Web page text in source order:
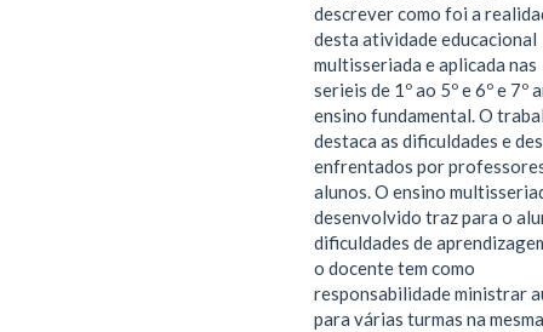
descrever como foi a
desta atividade educacional
multisseriada e aplicada nas
serieis de 1º ao 5º e 6º e 7º
ensino fundamental. O
destaca as dificuldades e
enfrentados por
alunos. O ensino
desenvolvido traz para o
dificuldades de
o docente tem como
responsabilidade ministrar
para várias turmas na